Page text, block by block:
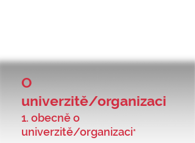
O
univerzitě/organizaci
1. obecně o
univerzitě/organizaci*